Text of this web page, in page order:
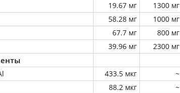
19.67 мг 1300 мг
58.28 мг 1000 мг
67.7 мг 800 мг
39.96 мг 2300 мг
433.5 мкг
~
88.2 мкг
~